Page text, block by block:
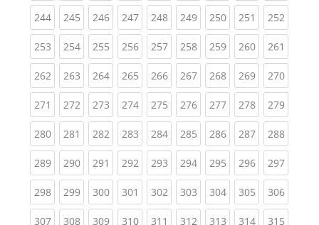
244(current)
245(current)
246(current)
247(current)
248(current)
249(current)
250(current)
251 (current)
252
253(current)
254(current)
255(current)
256(current)
257(current)
258(current)
259(current)
260(current)
261
262(current)
263(current)
264(current)
265(current)
266(current)
267(current)
268(current)
269(current)
270
271 (current)
272(current)
273(current)
274(current)
275(current)
276(current)
277(current)
278(current)
279
280(current)
281 (current)
282(current)
283(current)
284(current)
285(current)
286(current)
287(current)
288
289(current)
290(current)
291 (current)
292(current)
293(current)
294(current)
295(current)
296(current)
297
298(current)
299(current)
300(current)
301 (current)
302(current)
303(current)
304(current)
305(current)
306
307(current)
308(current)
309(current)
310(current)
311 (current)
312(current)
313(current)
314(current)
315